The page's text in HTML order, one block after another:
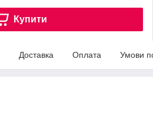
Купити
Доставка Оплата Умови